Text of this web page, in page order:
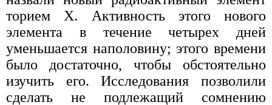
торием X. Активность этого нового
элемента в течение четырех дней
уменьшается наполовину; этого времени
было достаточно, чтобы обстоятельно
изучить его. Исследования позволили
сделать не подлежащий сомнению